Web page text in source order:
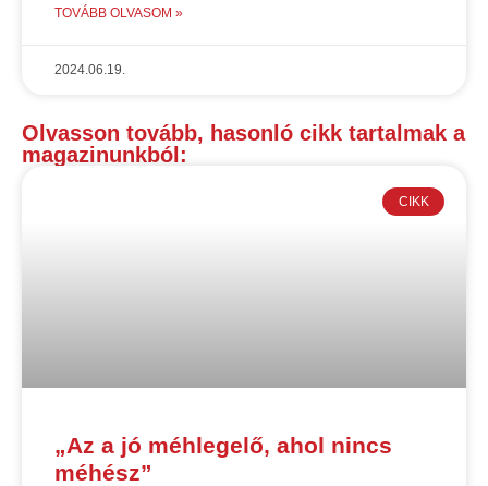
TOVÁBB OLVASOM »
2024.06.19.
Olvasson tovább, hasonló cikk tartalmak a
magazinunkból:
CIKK
„Az a jó méhlegelő, ahol nincs
méhész”